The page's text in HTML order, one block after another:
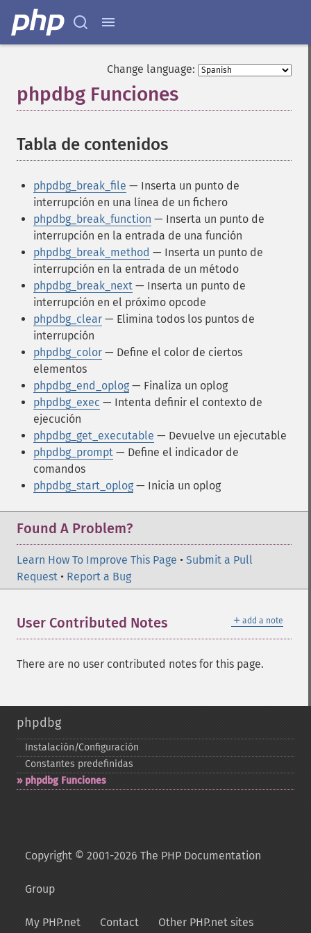
Change language:
phpdbg Funciones
Tabla de contenidos
phpdbg_break_file — Inserta un punto de
interrupción en una línea de un fichero
phpdbg_break_function — Inserta un punto de
interrupción en la entrada de una función
phpdbg_break_method — Inserta un punto de
interrupción en la entrada de un método
phpdbg_break_next — Inserta un punto de
interrupción en el próximo opcode
phpdbg_clear — Elimina todos los puntos de
interrupción
phpdbg_color — Define el color de ciertos
elementos
phpdbg_end_oplog — Finaliza un oplog
phpdbg_exec — Intenta definir el contexto de
ejecución
phpdbg_get_executable — Devuelve un ejecutable
phpdbg_prompt — Define el indicador de
comandos
phpdbg_start_oplog — Inicia un oplog
Found A Problem?
Learn How To Improve This Page • Submit a Pull
Request • Report a Bug
＋ add a note
User Contributed Notes
There are no user contributed notes for this page.
phpdbg
Instalación/Configuración
Constantes predefinidas
phpdbg Funciones
Copyright © 2001-2026 The PHP Documentation
Group
My PHP.net Contact Other PHP.net sites